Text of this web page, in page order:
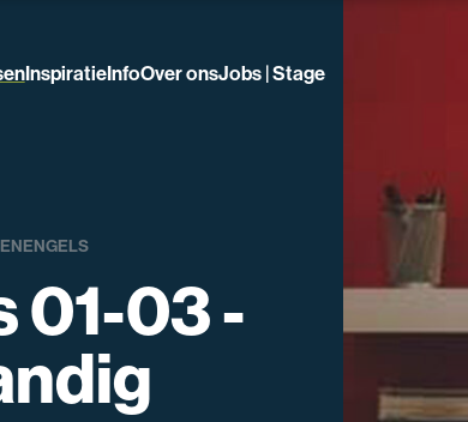
InspiratieInfoOver onsJobs | Stage
ENGELS
01-03 -